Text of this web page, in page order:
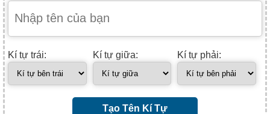
Kí tự trái: Kí tự giữa: Kí tự phải:
Tạo Tên Kí Tự